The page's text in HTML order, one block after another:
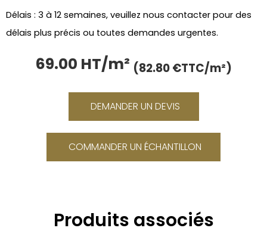
Délais : 3 à 12 semaines, veuillez nous contacter pour des
délais plus précis ou toutes demandes urgentes.
Le
85.00 €.
69.00 HT/m² (82.80 €TTC/m²)
DEMANDER UN DEVIS
COMMANDER UN ÉCHANTILLON
Produits associés